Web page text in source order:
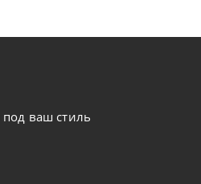
под ваш стиль